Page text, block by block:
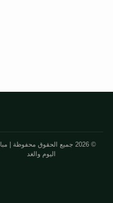
© 2026 جميع الحقوق محفوظة |
اليوم والغد